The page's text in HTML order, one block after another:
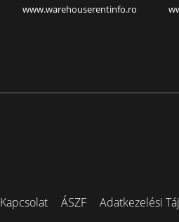
www.warehouserentinfo.ro
Kapcsolat ÁSZF Adatkezelési